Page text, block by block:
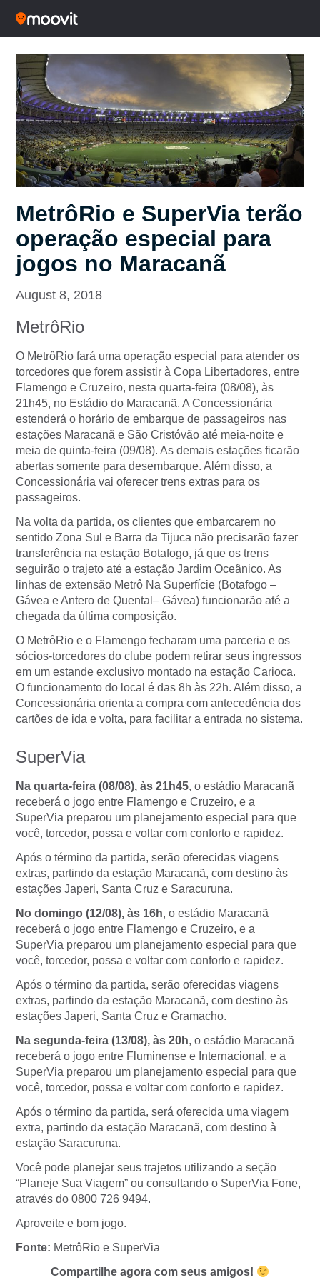
MetrôRio e SuperVia terão
operação especial para
jogos no Maracanã
August 8, 2018
MetrôRio
O MetrôRio fará uma operação especial para atender os
torcedores que forem assistir à Copa Libertadores, entre
Flamengo e Cruzeiro, nesta quarta-feira (08/08), às
21h45, no Estádio do Maracanã. A Concessionária
estenderá o horário de embarque de passageiros nas
estações Maracanã e São Cristóvão até meia-noite e
meia de quinta-feira (09/08). As demais estações ficarão
abertas somente para desembarque. Além disso, a
Concessionária vai oferecer trens extras para os
passageiros.
Na volta da partida, os clientes que embarcarem no
sentido Zona Sul e Barra da Tijuca não precisarão fazer
transferência na estação Botafogo, já que os trens
seguirão o trajeto até a estação Jardim Oceânico. As
linhas de extensão Metrô Na Superfície (Botafogo –
Gávea e Antero de Quental– Gávea) funcionarão até a
chegada da última composição.
O MetrôRio e o Flamengo fecharam uma parceria e os
sócios-torcedores do clube podem retirar seus ingressos
em um estande exclusivo montado na estação Carioca.
O funcionamento do local é das 8h às 22h. Além disso, a
Concessionária orienta a compra com antecedência dos
cartões de ida e volta, para facilitar a entrada no sistema.
SuperVia
Na quarta-feira (08/08), às 21h45, o estádio Maracanã
receberá o jogo entre Flamengo e Cruzeiro, e a
SuperVia preparou um planejamento especial para que
você, torcedor, possa e voltar com conforto e rapidez.
Após o término da partida, serão oferecidas viagens
extras, partindo da estação Maracanã, com destino às
estações Japeri, Santa Cruz e Saracuruna.
No domingo (12/08), às 16h, o estádio Maracanã
receberá o jogo entre Flamengo e Cruzeiro, e a
SuperVia preparou um planejamento especial para que
você, torcedor, possa e voltar com conforto e rapidez.
Após o término da partida, serão oferecidas viagens
extras, partindo da estação Maracanã, com destino às
estações Japeri, Santa Cruz e Gramacho.
Na segunda-feira (13/08), às 20h, o estádio Maracanã
receberá o jogo entre Fluminense e Internacional, e a
SuperVia preparou um planejamento especial para que
você, torcedor, possa e voltar com conforto e rapidez.
Após o término da partida, será oferecida uma viagem
extra, partindo da estação Maracanã, com destino à
estação Saracuruna.
Você pode planejar seus trajetos utilizando a seção
“Planeje Sua Viagem” ou consultando o SuperVia Fone,
através do 0800 726 9494.
Aproveite e bom jogo.
Fonte: MetrôRio e SuperVia
Compartilhe agora com seus amigos!